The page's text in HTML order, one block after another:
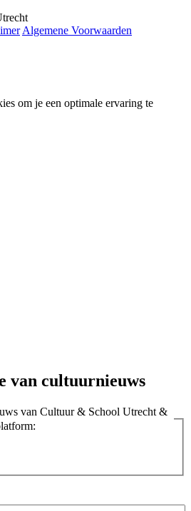
Algemene Voorwaarden
om je een optimale ervaring te
van cultuurnieuws
van Cultuur & School Utrecht &